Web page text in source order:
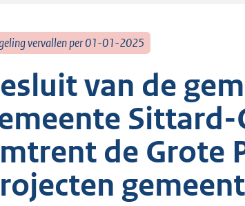
vervallen per 01-01-2025
van de
Sittard-
de Grote